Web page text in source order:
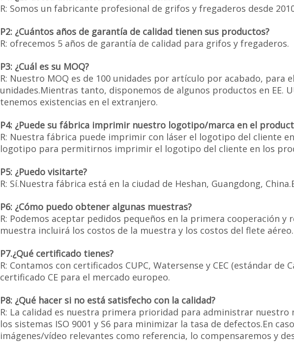
R: Somos un fabricante profesional de grifos y fregaderos desde
P2: ¿Cuántos años de garantía de calidad tienen sus productos?
R: ofrecemos 5 años de garantía de calidad para grifos y fregaderos.
P3: ¿Cuál es su MOQ?
R: Nuestro MOQ es de 100 unidades por artículo por acabado,
unidades.Mientras tanto, disponemos de algunos productos en
tenemos existencias en el extranjero.
P4: ¿Puede su fábrica imprimir nuestro logotipo/marca en el
R: Nuestra fábrica puede imprimir con láser el logotipo del cliente
logotipo para permitirnos imprimir el logotipo del cliente en los
P5: ¿Puedo visitarte?
R: Sí.Nuestra fábrica está en la ciudad de Heshan, Guangdong,
P6: ¿Cómo puedo obtener algunas muestras?
R: Podemos aceptar pedidos pequeños en la primera cooperación
muestra incluirá los costos de la muestra y los costos del flete aéreo.
P7.¿Qué certificado tienes?
R: Contamos con certificados CUPC, Watersense y CEC (estándar
certificado CE para el mercado europeo.
P8: ¿Qué hacer si no está satisfecho con la calidad?
R: La calidad es nuestra primera prioridad para administrar
los sistemas ISO 9001 y S6 para minimizar la tasa de defectos.En
imágenes/vídeo relevantes como referencia, lo compensaremos y